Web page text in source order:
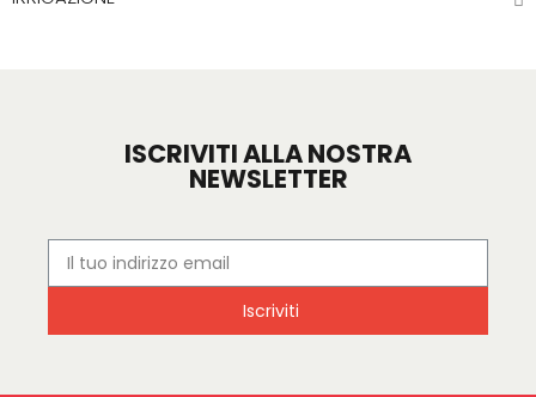
ISCRIVITI ALLA NOSTRA
NEWSLETTER
Iscriviti